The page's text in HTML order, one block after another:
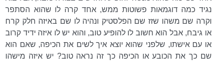
נגיד כמה דוגמאות פשוטות ממש, אחד קרה לו שהוא הסתפר
וקרה שם משהו שזז שם הפלסטיק ונהיה לו שם באיזה חלק קרח
או גיבח, אבל הוא חשוב לו להופיע טוב, והוא יש לו איזה ידיד קרוב
או עם אישתו, שלפני שהוא יוצא איך לשים את הכיפה, שאם הוא
שם כך את הכובע או הכיפה כך זה נראה טוב? יש איזה מישהו